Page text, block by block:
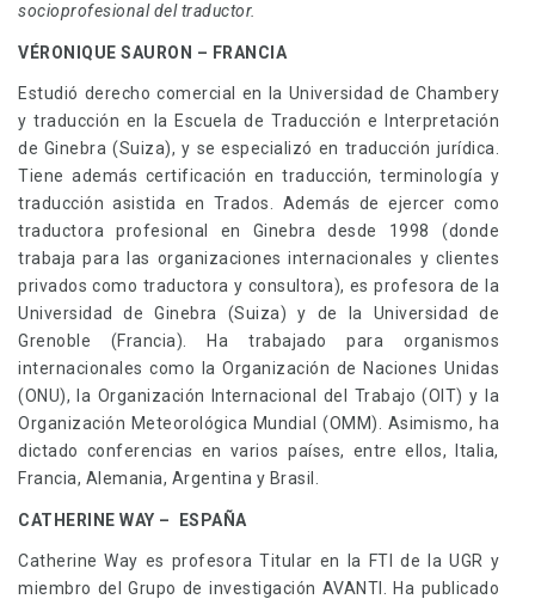
socioprofesional del traductor.
VÉRONIQUE SAURON – FRANCIA
Estudió derecho comercial en la Universidad de Chambery
y traducción en la Escuela de Traducción e Interpretación
de Ginebra (Suiza), y se especializó en traducción jurídica.
Tiene además certificación en traducción, terminología y
traducción asistida en Trados. Además de ejercer como
traductora profesional en Ginebra desde 1998 (donde
trabaja para las organizaciones internacionales y clientes
privados como traductora y consultora), es profesora de la
Universidad de Ginebra (Suiza) y de la Universidad de
Grenoble (Francia). Ha trabajado para organismos
internacionales como la Organización de Naciones Unidas
(ONU), la Organización Internacional del Trabajo (OIT) y la
Organización Meteorológica Mundial (OMM). Asimismo, ha
dictado conferencias en varios países, entre ellos, Italia,
Francia, Alemania, Argentina y Brasil.
CATHERINE WAY – ESPAÑA
Catherine Way es profesora Titular en la FTI de la UGR y
miembro del Grupo de investigación AVANTI. Ha publicado